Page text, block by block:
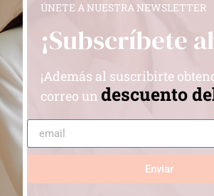
ÚNETE A NUESTRA NEWSLETTER
¡Subscríbete
¡Además al suscribirte
correo un descuento
Enviar